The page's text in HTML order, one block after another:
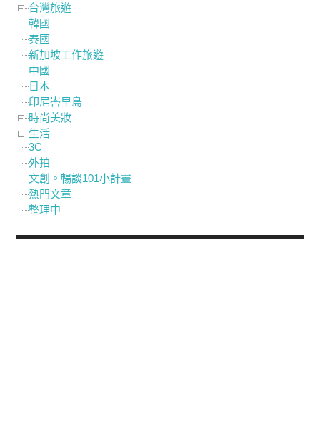
台灣旅遊
韓國
泰國
新加坡工作旅遊
中國
日本
印尼峇里島
時尚美妝
生活
3C
外拍
文創。暢談101小計畫
熱門文章
整理中